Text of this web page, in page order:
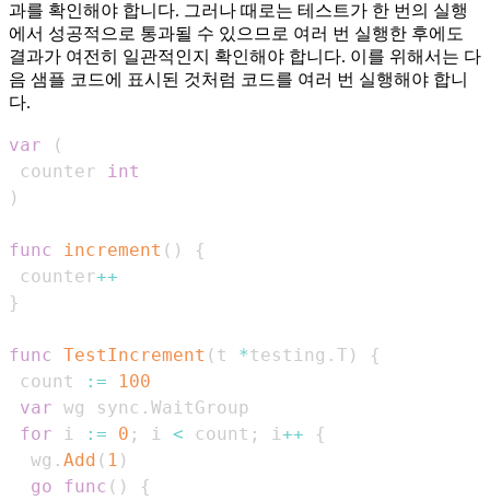
과를 확인해야 합니다. 그러나 때로는 테스트가 한 번의 실행
에서 성공적으로 통과될 수 있으므로 여러 번 실행한 후에도
결과가 여전히 일관적인지 확인해야 합니다. 이를 위해서는 다
음 샘플 코드에 표시된 것처럼 코드를 여러 번 실행해야 합니
다.
var
(
counter int
)
func increment ( )
{
counter++
}
func TestIncrement ( t *testing . T )
{
count
:=
100
var wg sync .
for i := 0 ; i < count ; i++
{
  wg
. Add ( 1 )
go
func ( )
{